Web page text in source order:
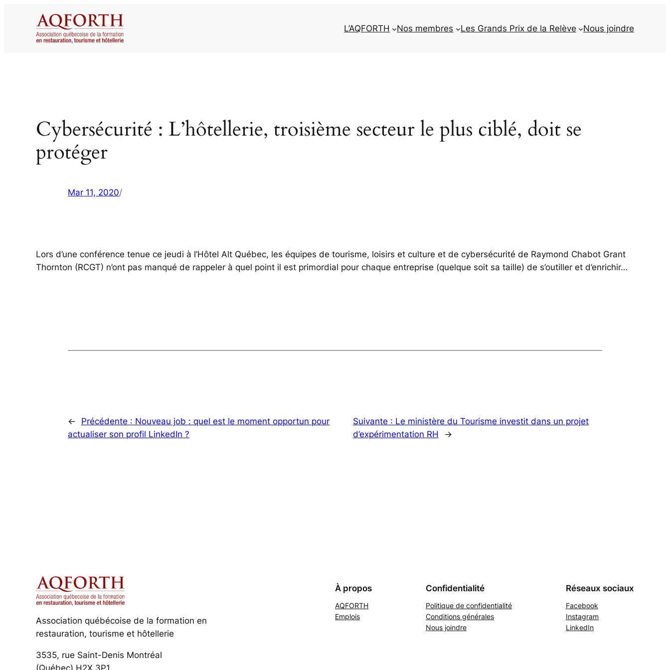
L’AQFORTH Nos membres Les Grands Prix de la Relève Nous joindre
Cybersécurité : L’hôtellerie, troisième secteur le plus ciblé, doit se
protéger
Mar 11, 2020/
Lors d’une conférence tenue ce jeudi à l’Hôtel Alt Québec, les équipes de tourisme, loisirs et culture et de cybersécurité de Raymond Chabot Grant
Thornton (RCGT) n’ont pas manqué de rappeler à quel point il est primordial pour chaque entreprise (quelque soit sa taille) de s’outiller et d’enrichir…
← Précédente : Nouveau job : quel est le moment opportun pour
actualiser son profil LinkedIn ?
Suivante : Le ministère du Tourisme investit dans un projet
d’expérimentation RH
→
Association québécoise de la formation en
restauration, tourisme et hôtellerie
3535, rue Saint-Denis Montréal
(Québec) H2X 3P1
À propos
AQFORTH
Emplois
Confidentialité
Politique de confidentialité
Conditions générales
Nous joindre
Réseaux sociaux
Facebook
Instagram
LinkedIn